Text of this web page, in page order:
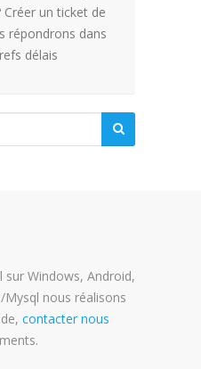
Créer un ticket de
répondrons dans
délais
sur Windows, Android,
Mysql nous réalisons
contacter nous